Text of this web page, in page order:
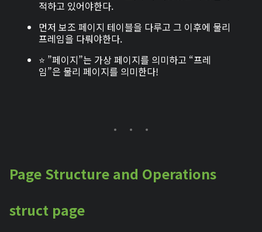
적하고 있어야한다.
먼저 보조 페이지 테이블을 다루고 그 이후에 물리
프레임을 다뤄야한다.
⭐ ”페이지”는 가상 페이지를 의미하고 “프레
임”은 물리 페이지를 의미한다!
Page Structure and Operations
struct page